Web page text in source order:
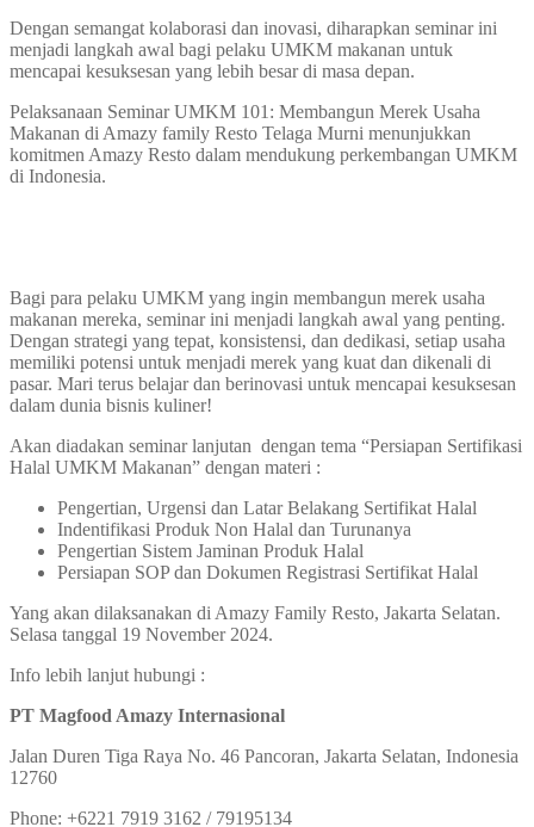
Dengan semangat kolaborasi dan inovasi, diharapkan seminar ini
menjadi langkah awal bagi pelaku UMKM makanan untuk
mencapai kesuksesan yang lebih besar di masa depan.
Pelaksanaan Seminar UMKM 101: Membangun Merek Usaha
Makanan di Amazy family Resto Telaga Murni menunjukkan
komitmen Amazy Resto dalam mendukung perkembangan UMKM
di Indonesia.
Bagi para pelaku UMKM yang ingin membangun merek usaha
makanan mereka, seminar ini menjadi langkah awal yang penting.
Dengan strategi yang tepat, konsistensi, dan dedikasi, setiap usaha
memiliki potensi untuk menjadi merek yang kuat dan dikenali di
pasar. Mari terus belajar dan berinovasi untuk mencapai kesuksesan
dalam dunia bisnis kuliner!
Akan diadakan seminar lanjutan dengan tema “Persiapan Sertifikasi
Halal UMKM Makanan” dengan materi :
Pengertian, Urgensi dan Latar Belakang Sertifikat Halal
Indentifikasi Produk Non Halal dan Turunanya
Pengertian Sistem Jaminan Produk Halal
Persiapan SOP dan Dokumen Registrasi Sertifikat Halal
Yang akan dilaksanakan di Amazy Family Resto, Jakarta Selatan.
Selasa tanggal 19 November 2024.
Info lebih lanjut hubungi :
PT Magfood Amazy Internasional
Jalan Duren Tiga Raya No. 46 Pancoran, Jakarta Selatan, Indonesia
12760
Phone: +6221 7919 3162 / 79195134